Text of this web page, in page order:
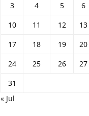
3
4 5 6
10
11 12 13
17
18 19 20
24
25 26 27
31
« Jul